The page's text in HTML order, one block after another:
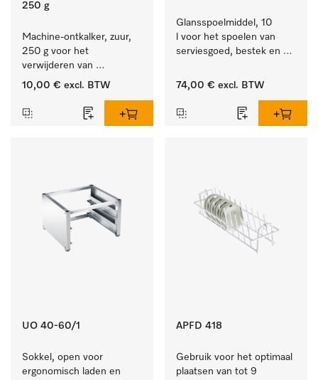
250 g
Machine-ontkalker, zuur,
250 g voor het
verwijderen van
hardnekkige kalkaanslag.
10,00 € excl. BTW
Glansspoelmiddel, 10
l voor het spoelen van
serviesgoed, bestek en
74,00 € excl. BTW
UO 40-60/1
Sokkel, open voor
ergonomisch laden en
APFD 418
Gebruik voor het optimaal
plaatsen van tot 9